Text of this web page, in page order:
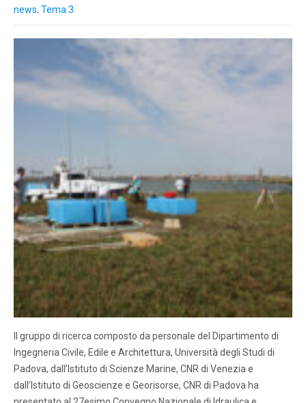
news, Tema 3
Il gruppo di ricerca composto da personale del Dipartimento di
Ingegneria Civile, Edile e Architettura, Università degli Studi di
Padova, dall’Istituto di Scienze Marine, CNR di Venezia e
dall’Istituto di Geoscienze e Georisorse, CNR di Padova ha